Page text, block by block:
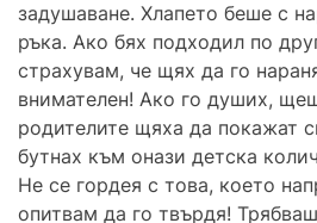
задушаване. Хлапето беше с
ръка. Ако бях подходил по
страхувам, че щях да го
внимателен! Ако го душих,
родителите щяха да покажат
бутнах към онази детска
Не се гордея с това, което
опитвам да го твърдя!